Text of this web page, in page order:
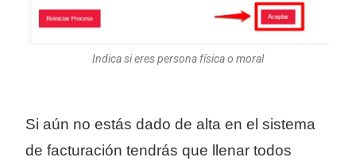
Indica si eres persona física o moral
Si aún no estás dado de alta en el sistema
de facturación tendrás que llenar todos